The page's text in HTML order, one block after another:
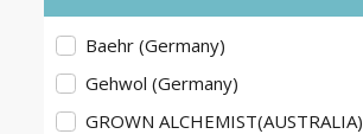
Baehr (Germany)
Gehwol (Germany)
GROWN ALCHEMIST(AUSTRALIA)